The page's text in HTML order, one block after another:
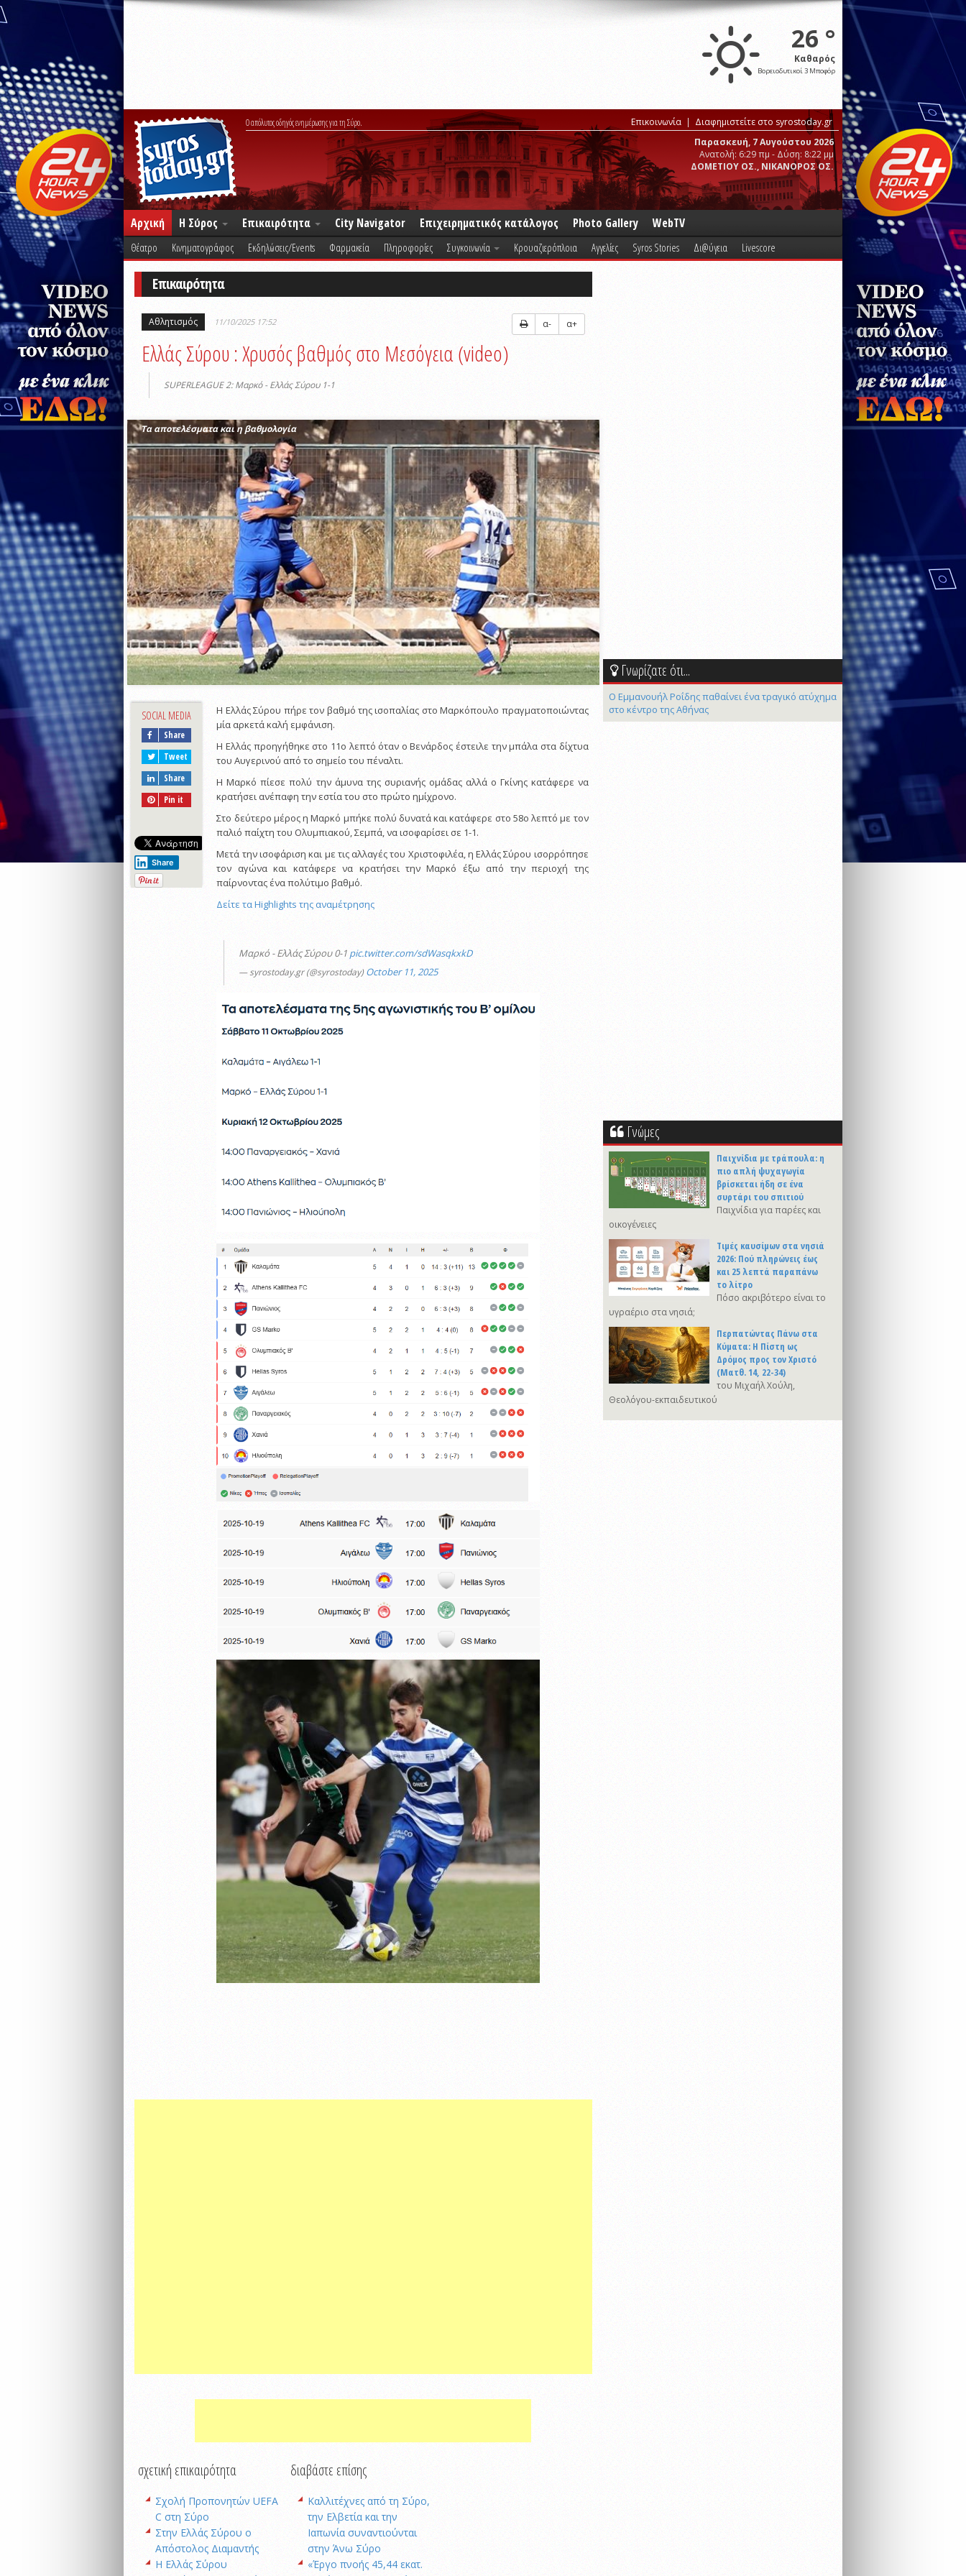
26 °
Καθαρός
Βορειοδυτικοί 3 Μποφόρ
Ο απόλυτος οδηγός ενημέρωσης για τη Σύρο. Επικοινωνία
Διαφημιστείτε στο syrostoday.gr
Παρασκευή, 7 Αυγούστου 2026
Ανατολή: 6:29 πμ - Δύση: 8:22 μμ
ΔΟΜΕΤΙΟΥ ΟΣ., ΝΙΚΑΝΟΡΟΣ ΟΣ.
Αρχική Η Σύρος Επικαιρότητα City Navigator Επιχειρηματικός κατάλογος Photo Gallery WebTV
Θέατρο Κινηματογράφος Εκδηλώσεις/Events Φαρμακεία Πληροφορίες Συγκοινωνία Κρουαζιερόπλοια Αγγελίες Syros Stories Δι@ύγεια Livescore
Επικαιρότητα
Αθλητισμός 11/10/2025 17:52 α- α+
Ελλάς Σύρου : Χρυσός βαθμός στο Μεσόγεια (video)
SUPERLEAGUE 2: Μαρκό - Ελλάς Σύρου 1-1
Τα αποτελέσματα και η βαθμολογία
SOCIAL MEDIA
Share
Tweet
Share
Pin it
Share
Η Ελλάς Σύρου πήρε τον βαθμό της ισοπαλίας στο Μαρκόπουλο πραγματοποιώντας
μία αρκετά καλή εμφάνιση.
Η Ελλάς προηγήθηκε στο 11ο λεπτό όταν ο Βενάρδος έστειλε την μπάλα στα δίχτυα
του Αυγερινού από το σημείο του πέναλτι.
Η Μαρκό πίεσε πολύ την άμυνα της συριανής ομάδας αλλά ο Γκίνης κατάφερε να
κρατήσει ανέπαφη την εστία του στο πρώτο ημίχρονο.
Στο δεύτερο μέρος η Μαρκό μπήκε πολύ δυνατά και κατάφερε στο 58ο λεπτό με τον
παλιό παίχτη του Ολυμπιακού, Σεμπά, να ισοφαρίσει σε 1-1.
Μετά την ισοφάριση και με τις αλλαγές του Χριστοφιλέα, η Ελλάς Σύρου ισορρόπησε
τον αγώνα και κατάφερε να κρατήσει την Μαρκό έξω από την περιοχή της
παίρνοντας ένα πολύτιμο βαθμό.
Δείτε τα Highlights της αναμέτρησης
Μαρκό - Ελλάς Σύρου 0-1 pic.twitter.com/sdWasqkxkD
— syrostoday.gr (@syrostoday) October 11, 2025
σχετική επικαιρότητα
Σχολή Προπονητών UEFA
C στη Σύρο
Στην Ελλάς Σύρου ο
Απόστολος Διαμαντής
Η Ελλάς Σύρου
διαβάστε επίσης
Καλλιτέχνες από τη Σύρο,
την Ελβετία και την
Ιαπωνία συναντιούνται
στην Άνω Σύρο
«Έργο πνοής 45,44 εκατ.
Γνωρίζατε ότι...
Ο Εμμανουήλ Ροΐδης παθαίνει ένα τραγικό ατύχημα
στο κέντρο της Αθήνας
Γνώμες
Παιχνίδια με τράπουλα: η
πιο απλή ψυχαγωγία
βρίσκεται ήδη σε ένα
συρτάρι του σπιτιού
Παιχνίδια για παρέες και
οικογένειες
Τιμές καυσίμων στα νησιά
2026: Πού πληρώνεις έως
και 25 λεπτά παραπάνω
το λίτρο
Πόσο ακριβότερο είναι το
υγραέριο στα νησιά;
Περπατώντας Πάνω στα
Κύματα: Η Πίστη ως
Δρόμος προς τον Χριστό
(Ματθ. 14, 22-34)
του Μιχαήλ Χούλη,
Θεολόγου-εκπαιδευτικού